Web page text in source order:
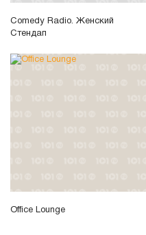
Comedy Radio. Женский
Стендап
Office Lounge